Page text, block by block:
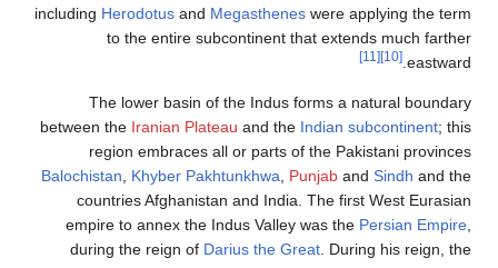
including Herodotus and Megasthenes were applying the term
to the entire subcontinent that extends much farther
eastward.
[10]
[11]
The lower basin of the Indus forms a natural boundary
between the Iranian Plateau and the Indian subcontinent; this
region embraces all or parts of the Pakistani provinces
Balochistan, Khyber Pakhtunkhwa, Punjab and Sindh and the
countries Afghanistan and India. The first West Eurasian
empire to annex the Indus Valley was the Persian Empire,
during the reign of Darius the Great. During his reign, the